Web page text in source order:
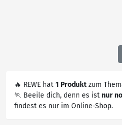
🔥 REWE hat 1 Produktzum
🏃 Beeile dich, denn es ist nur
findest es nur im Online-Shop.